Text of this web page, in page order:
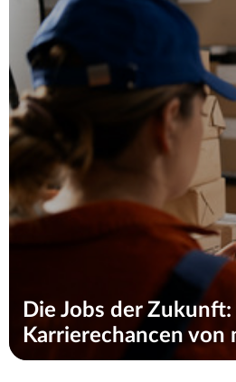
Die Jobs der
Karrierechancen von